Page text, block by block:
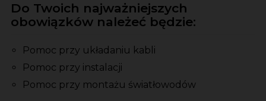
Do Twoich najważniejszych
obowiązków należeć będzie:
Pomoc przy układaniu kabli
Pomoc przy instalacji
Pomoc przy montażu światłowodów